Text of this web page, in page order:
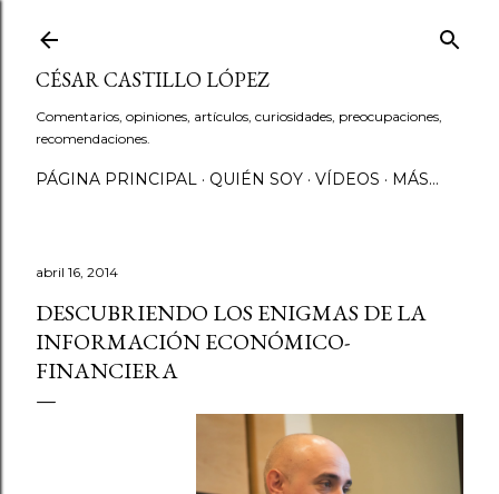
CÉSAR CASTILLO LÓPEZ
Comentarios, opiniones, artículos, curiosidades, preocupaciones,
recomendaciones.
PÁGINA PRINCIPAL QUIÉN SOY VÍDEOS MÁS…
abril 16, 2014
DESCUBRIENDO LOS ENIGMAS DE LA
INFORMACIÓN ECONÓMICO-
FINANCIERA